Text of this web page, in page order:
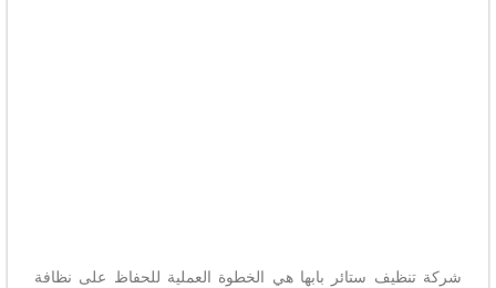
شركة تنظيف ستائر بابها هي الخطوة العملية للحفاظ على نظافة